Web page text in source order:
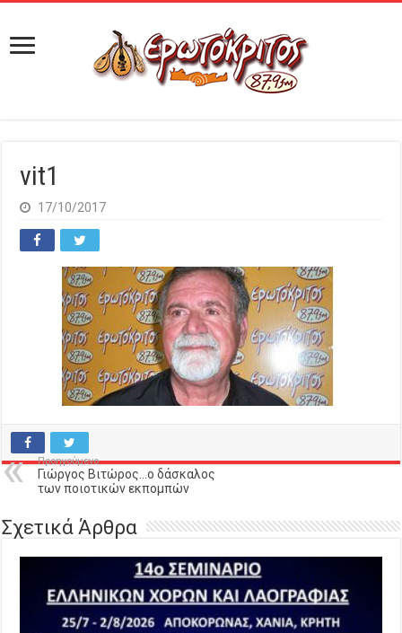
vit1
17/10/2017
Προηγούμενο
Γιώργος Βιτώρος…ο δάσκαλος
των ποιοτικών εκπομπών
Σχετικά Άρθρα